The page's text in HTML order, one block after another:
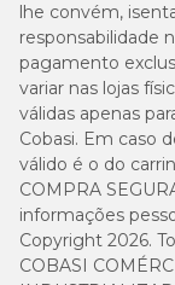
lhe convém,
responsabilidade
pagamento
variar nas lojas
válidas apenas
Cobasi. Em caso
válido é o do
COMPRA
informações
Copyright 2026.
COBASI